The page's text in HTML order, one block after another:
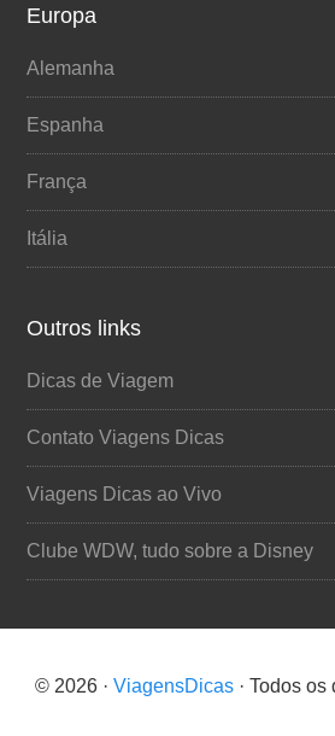
Europa
Alemanha
Espanha
França
Itália
Outros links
Dicas de Viagem
Contato Viagens Dicas
Viagens Dicas ao Vivo
Clube WDW, tudo sobre a Disney
© 2026 · ViagensDicas · Todos